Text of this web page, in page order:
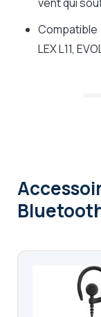
Compatible
LEX L11,